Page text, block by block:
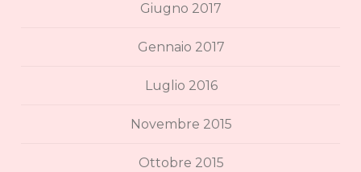
Giugno 2017
Gennaio 2017
Luglio 2016
Novembre 2015
Ottobre 2015